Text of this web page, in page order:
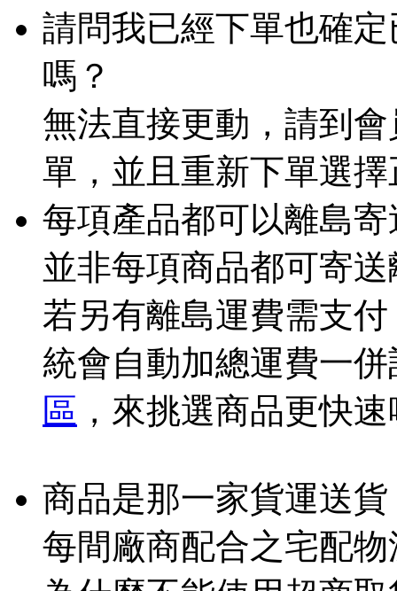
請問我已經下單也確
嗎？
無法直接更動，請到
單，並且重新下單選
每項產品都可以離島
並非每項商品都可寄
若另有離島運費需支
統會自動加總運費一
區 ，來挑選商品更快
商品是那一家貨運送貨
每間廠商配合之宅配